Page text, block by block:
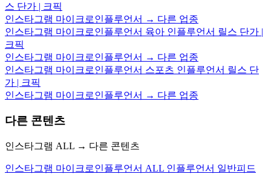
스 단가 | 크픽
인스타그램 마이크로인플루언서 → 다른 업종
인스타그램 마이크로인플루언서 육아 인플루언서 릴스 단가 |
크픽
인스타그램 마이크로인플루언서 → 다른 업종
인스타그램 마이크로인플루언서 스포츠 인플루언서 릴스 단
가 | 크픽
인스타그램 마이크로인플루언서 → 다른 업종
다른 콘텐츠
인스타그램 ALL → 다른 콘텐츠
인스타그램 마이크로인플루언서 ALL 인플루언서 일반피드